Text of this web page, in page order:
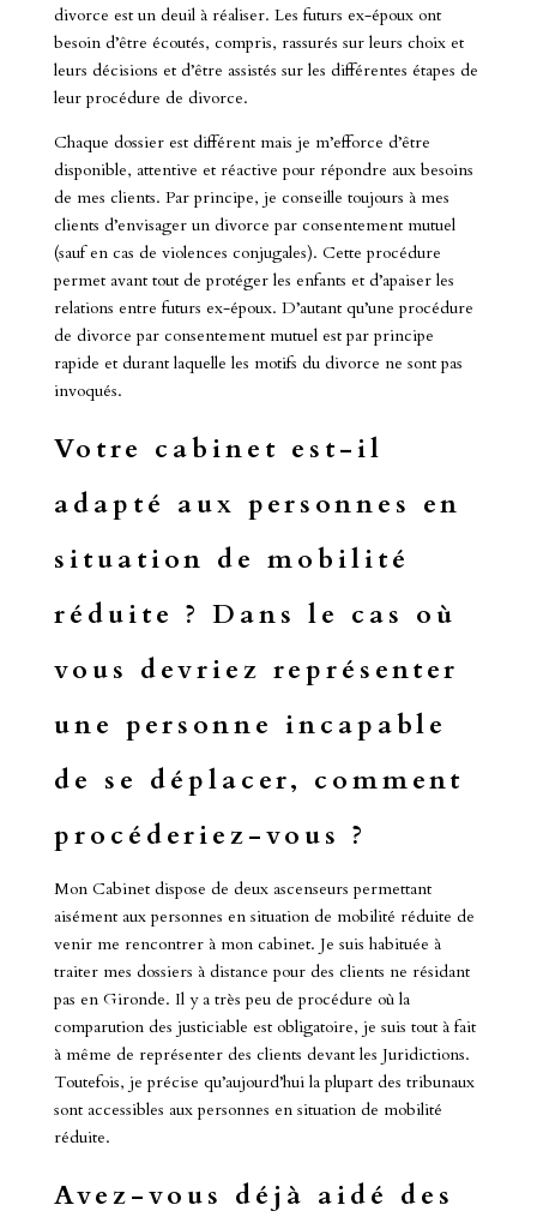
divorce est un deuil à réaliser. Les futurs ex-époux ont
besoin d’être écoutés, compris, rassurés sur leurs choix et
leurs décisions et d’être assistés sur les différentes étapes de
leur procédure de divorce.
Chaque dossier est différent mais je m’efforce d’être
disponible, attentive et réactive pour répondre aux besoins
de mes clients. Par principe, je conseille toujours à mes
clients d’envisager un divorce par consentement mutuel
(sauf en cas de violences conjugales). Cette procédure
permet avant tout de protéger les enfants et d’apaiser les
relations entre futurs ex-époux. D’autant qu’une procédure
de divorce par consentement mutuel est par principe
rapide et durant laquelle les motifs du divorce ne sont pas
invoqués.
Votre cabinet est-il
adapté aux personnes en
situation de mobilité
réduite ? Dans le cas où
vous devriez représenter
une personne incapable
de se déplacer, comment
procéderiez-vous ?
Mon Cabinet dispose de deux ascenseurs permettant
aisément aux personnes en situation de mobilité réduite de
venir me rencontrer à mon cabinet. Je suis habituée à
traiter mes dossiers à distance pour des clients ne résidant
pas en Gironde. Il y a très peu de procédure où la
comparution des justiciable est obligatoire, je suis tout à fait
à même de représenter des clients devant les Juridictions.
Toutefois, je précise qu’aujourd’hui la plupart des tribunaux
sont accessibles aux personnes en situation de mobilité
réduite.
Avez-vous déjà aidé des